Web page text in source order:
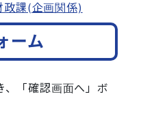
産業・しごと
くり 防災
政課(企画関係)
ーム
、「確認画面へ」ボ